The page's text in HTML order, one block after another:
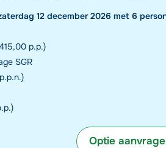
12 december 2026 met 6
p.p.)
SGR
Optie